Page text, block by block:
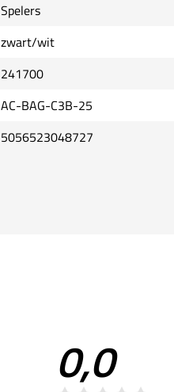
Spelers
zwart/wit
241700
AC-BAG-C3B-25
5056523048727
0,0